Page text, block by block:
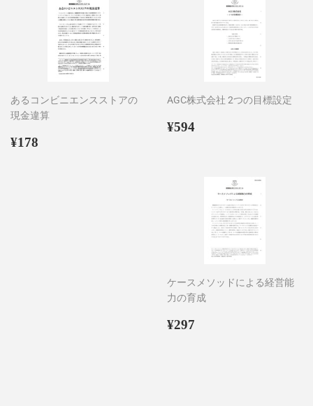
あるコンビニエンスストアの
現金違算
通
¥178
AGC株式会社 2つの目標設定
通
¥594
ケースメソッドによる経営能
力の育成
通
¥297